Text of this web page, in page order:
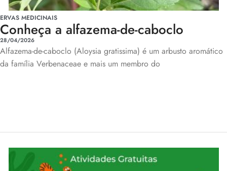
ERVAS MEDICINAIS
Conheça a alfazema-de-caboclo
28/04/2026
Alfazema-de-caboclo (Aloysia gratissima) é um arbusto aromático
da família Verbenaceae e mais um membro do